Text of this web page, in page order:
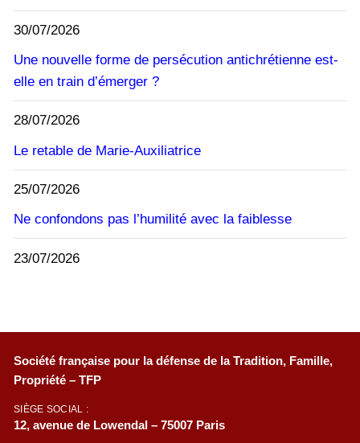
30/07/2026
Une nouvelle forme de persécution antichrétienne est-
elle en train d’émerger ?
28/07/2026
Le retable de Marie-Auxiliatrice
25/07/2026
Ne confondons pas l’humilité avec la faiblesse
23/07/2026
Société française pour la défense de la Tradition, Famille,
Propriété – TFP
SIÈGE SOCIAL :
12, avenue de Lowendal – 75007 Paris